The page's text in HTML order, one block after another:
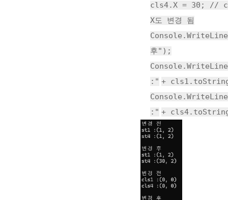
cls4.X = 30; //
X도 변경 됨
후" );
:" +
:" +